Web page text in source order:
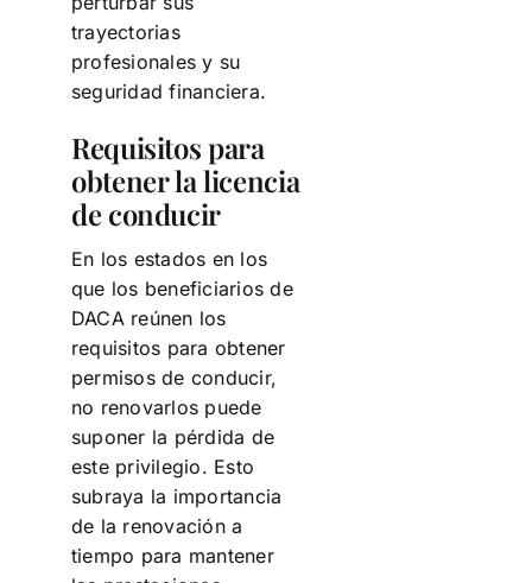
trayectorias
profesionales y su
seguridad financiera.
Requisitos para
obtener la licencia
de conducir
En los estados en los
que los beneficiarios de
DACA reúnen los
requisitos para obtener
permisos de conducir,
no renovarlos puede
suponer la pérdida de
este privilegio. Esto
subraya la importancia
de la renovación a
tiempo para mantener